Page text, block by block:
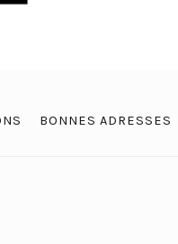
BONNES ADRESSES